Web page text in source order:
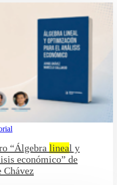
“Álgebra lineal y
económico” de
Chávez